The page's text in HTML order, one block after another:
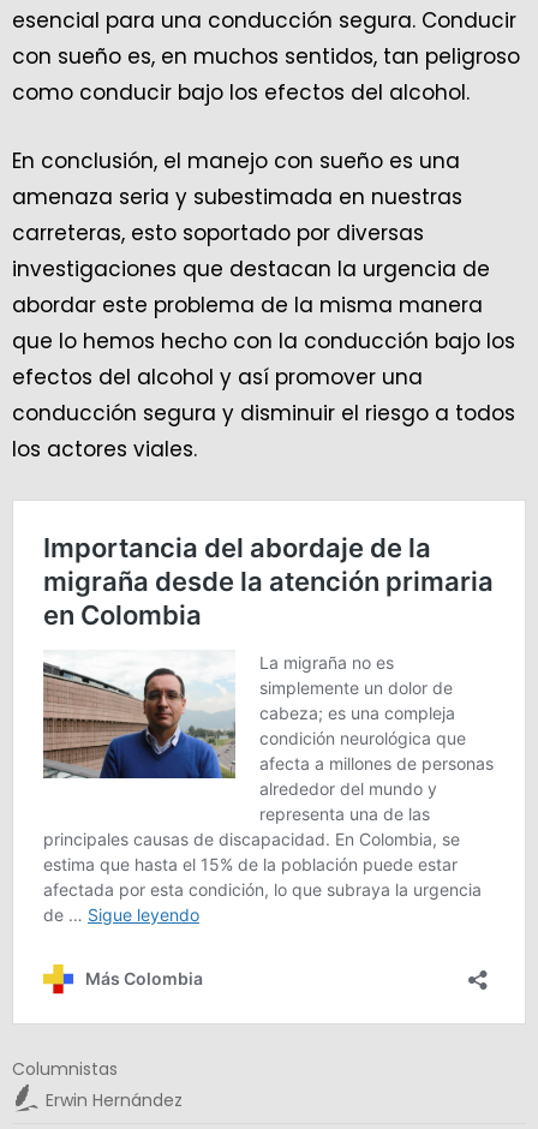
esencial para una conducción segura. Conducir
con sueño es, en muchos sentidos, tan peligroso
como conducir bajo los efectos del alcohol.
En conclusión, el manejo con sueño es una
amenaza seria y subestimada en nuestras
carreteras, esto soportado por diversas
investigaciones que destacan la urgencia de
abordar este problema de la misma manera
que lo hemos hecho con la conducción bajo los
efectos del alcohol y así promover una
conducción segura y disminuir el riesgo a todos
los actores viales.
Columnistas
Erwin Hernández